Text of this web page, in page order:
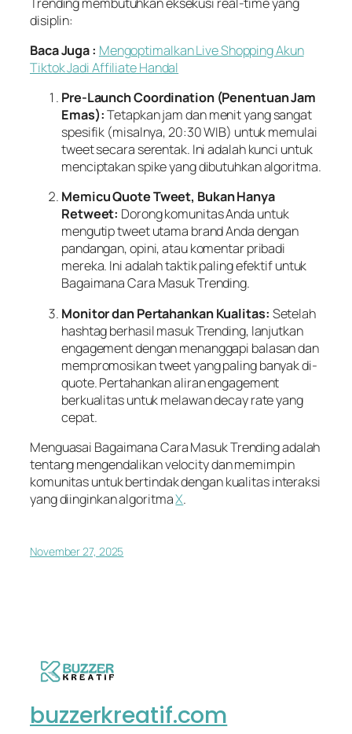
disiplin:
Baca Juga : Mengoptimalkan Live Shopping Akun
Tiktok Jadi Affiliate Handal
Pre-Launch Coordination (Penentuan Jam
Emas):Tetapkan jam dan menit yang sangat
spesifik (misalnya, 20:30 WIB) untuk memulai
tweet secara serentak. Ini adalah kunci untuk
menciptakan spike yang dibutuhkan algoritma.
Memicu Quote Tweet, Bukan Hanya
Retweet: Dorong komunitas Anda untuk
mengutip tweet utama brand Anda dengan
pandangan, opini, atau komentar pribadi
mereka. Ini adalah taktik paling efektif untuk
Bagaimana Cara Masuk Trending.
Monitor dan Pertahankan Kualitas: Setelah
hashtag berhasil masuk Trending, lanjutkan
engagement dengan menanggapi balasan dan
mempromosikan tweet yang paling banyak di-
quote. Pertahankan aliran engagement
berkualitas untuk melawan decay rate yang
cepat.
Menguasai Bagaimana Cara Masuk Trending adalah
tentang mengendalikan velocity dan memimpin
komunitas untuk bertindak dengan kualitas interaksi
yang diinginkan algoritmaX.
November 27, 2025
buzzerkreatif.com